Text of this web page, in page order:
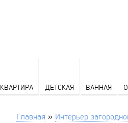
КВАРТИРА ДЕТСКАЯ ВАННАЯ
Главная » Интерьер